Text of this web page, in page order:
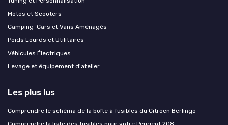
Motos et Scooters
Camping-Cars et Vans Aménagés
Poids Lourds et Utilitaires
Véhicules Électriques
Levage et équipement d'atelier
Les plus lus
Comprendre le schéma de la boîte à fusibles du Citroën Berlingo